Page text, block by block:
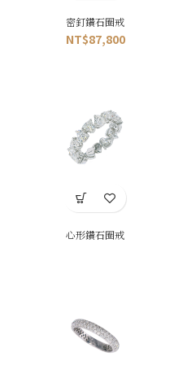
密釘鑽石圈戒
NT$87,800
心形鑽石圈戒